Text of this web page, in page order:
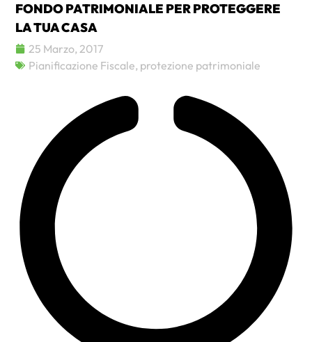
FONDO PATRIMONIALE PER PROTEGGERE
LA TUA CASA
25 Marzo, 2017
Pianificazione Fiscale, protezione patrimoniale